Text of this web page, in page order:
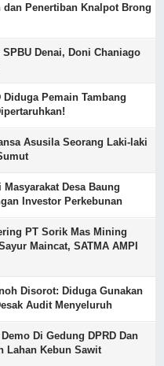
Penertiban Knalpot Brong
Denai, Doni Chaniago
Pemain Tambang
Asusila Seorang Laki-laki
Desa Baung
Investor Perkebunan
PT Sorik Mas Mining
Maincat, SATMA AMPI
Disorot: Diduga Gunakan
Audit Menyeluruh
Di Gedung DPRD Dan
Lahan Kebun Sawit